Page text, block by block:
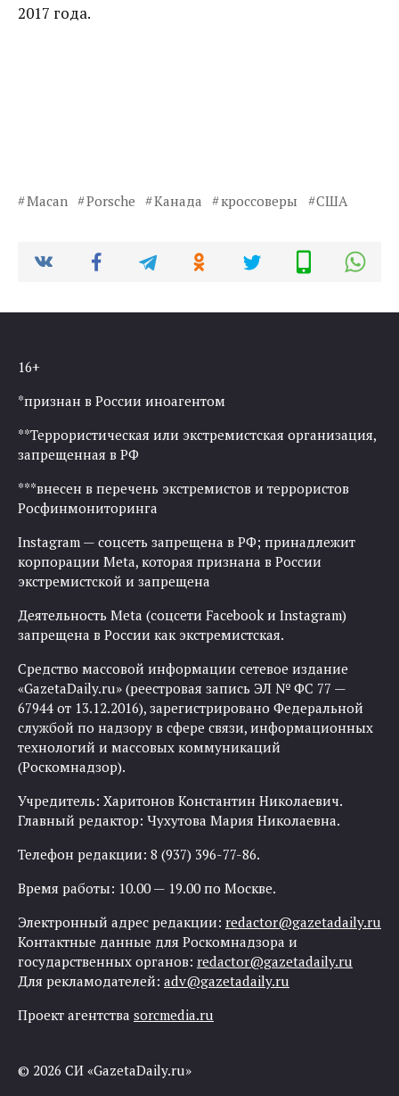
2017 года.
Macan Porsche Канада кроссоверы США
16+
*признан в России иноагентом
**Террористическая или экстремистская организация,
запрещенная в РФ
***внесен в перечень экстремистов и террористов
Росфинмониторинга
Instagram — соцсеть запрещена в РФ; принадлежит
корпорации Meta, которая признана в России
экстремистской и запрещена
Деятельность Meta (соцсети Facebook и Instagram)
запрещена в России как экстремистская.
Средство массовой информации сетевое издание
«GazetaDaily.ru» (реестровая запись ЭЛ № ФС 77 —
67944 от 13.12.2016), зарегистрировано Федеральной
службой по надзору в сфере связи, информационных
технологий и массовых коммуникаций
(Роскомнадзор).
Учредитель: Харитонов Константин Николаевич.
Главный редактор: Чухутова Мария Николаевна.
Телефон редакции: 8 (937) 396-77-86.
Время работы: 10.00 — 19.00 по Москве.
Электронный адрес редакции: redactor@gazetadaily.ru
Контактные данные для Роскомнадзора и
государственных органов: redactor@gazetadaily.ru
Для рекламодателей: adv@gazetadaily.ru
Проект агентства sorcmedia.ru
© 2026 СИ «GazetaDaily.ru»